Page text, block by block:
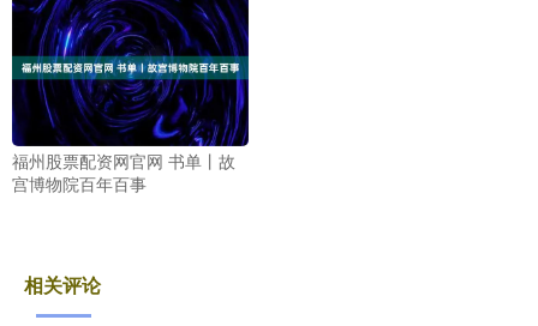
福州股票配资网官网 书单丨故
宫博物院百年百事
相关评论